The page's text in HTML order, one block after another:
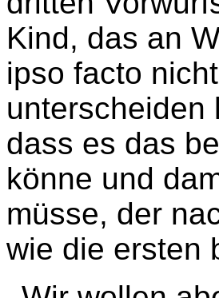
Kind, das an
ipso facto
unterscheiden
dass es das
könne und
müsse, der
wie die ersten